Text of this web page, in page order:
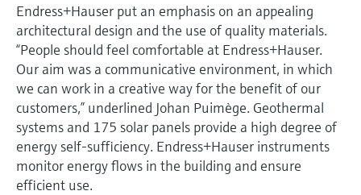
Endress+Hauser put an emphasis on an appealing
architectural design and the use of quality materials.
“People should feel comfortable at Endress+Hauser.
Our aim was a communicative environment, in which
we can work in a creative way for the benefit of our
customers,” underlined Johan Puimège. Geothermal
systems and 175 solar panels provide a high degree of
energy self-sufficiency. Endress+Hauser instruments
monitor energy flows in the building and ensure
efficient use.